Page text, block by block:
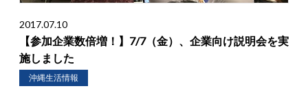
2017.07.10
【参加企業数倍増！】7/7（金）、企業向け説明会を実
施しました
沖縄生活情報